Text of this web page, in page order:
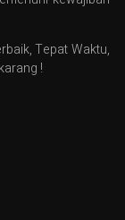
Tepat Waktu,
!